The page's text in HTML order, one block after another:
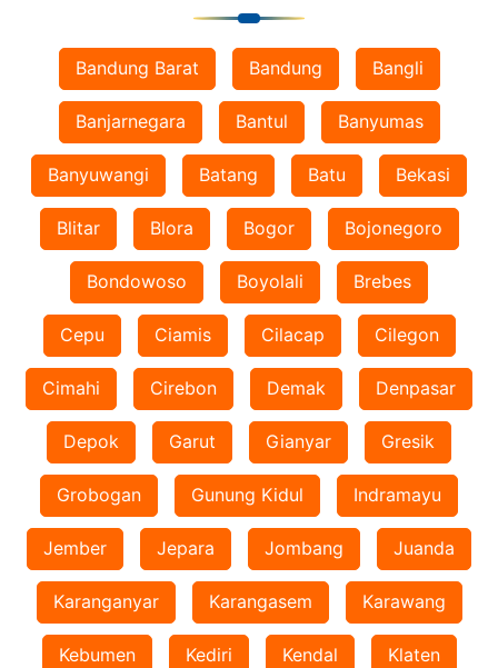
Bandung Barat Bandung Bangli
Banjarnegara Bantul Banyumas
Banyuwangi Batang Batu Bekasi
Blitar Blora Bogor Bojonegoro
Bondowoso Boyolali Brebes
Cepu Ciamis Cilacap Cilegon
Cimahi Cirebon Demak Denpasar
Depok Garut Gianyar Gresik
Grobogan Gunung Kidul Indramayu
Jember Jepara Jombang Juanda
Karanganyar Karangasem Karawang
Kebumen Kediri Kendal Klaten